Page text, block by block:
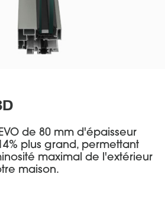
de 80 mm d'épaisseur
plus grand, permettant
maximal de l'extérieur
maison.